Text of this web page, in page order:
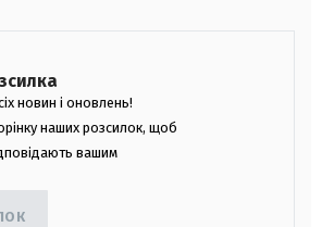
новин і оновлень!
наших розсилок, щоб
вашим